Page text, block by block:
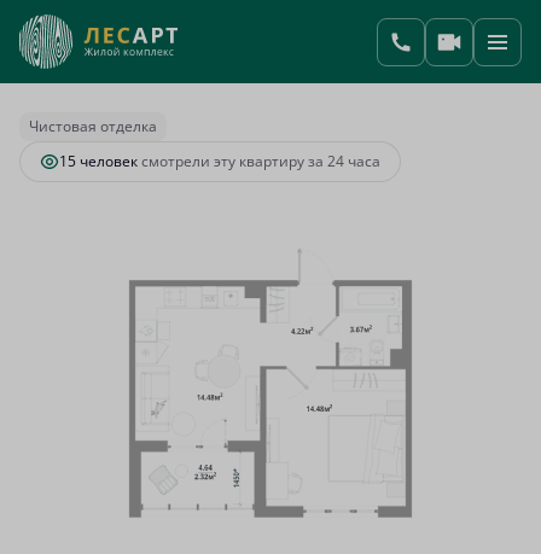
1-комнатная39.17 м 9 831 670 руб.
Ипотека от 36 501 руб.
Чистовая отделка
15 человексмотрели эту квартиру за 24 часа